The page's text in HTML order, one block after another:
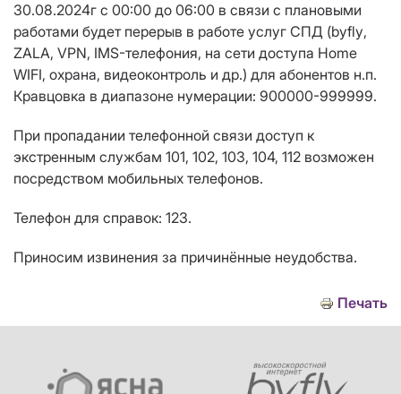
30.08.2024г с 00:00 до 06:00 в связи с плановыми
работами будет перерыв в работе услуг СПД (byfly,
ZALA, VPN, IMS-телефония, на сети доступа Home
WIFI, охрана, видеоконтроль и др.) для абонентов н.п.
Кравцовка в диапазоне нумерации: 900000-999999.
При пропадании телефонной связи доступ к
экстренным службам 101, 102, 103, 104, 112 возможен
посредством мобильных телефонов.
Телефон для справок: 123.
Приносим извинения за причинённые неудобства.
Печать